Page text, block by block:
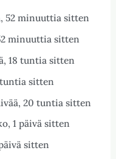
52 minuuttia sitten
minuuttia sitten
18 tuntia sitten
tuntia sitten
20 tuntia sitten
1 päivä sitten
sitten